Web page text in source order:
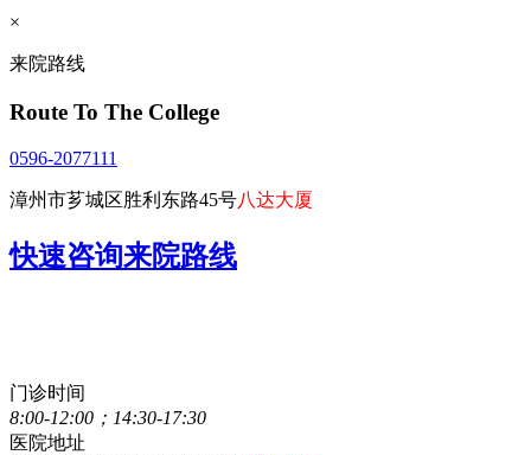
×
来院路线
Route To The College
0596-2077111
漳州市芗城区胜利东路45号八达大厦
快速咨询来院路线
门诊时间
8:00-12:00；14:30-17:30
医院地址